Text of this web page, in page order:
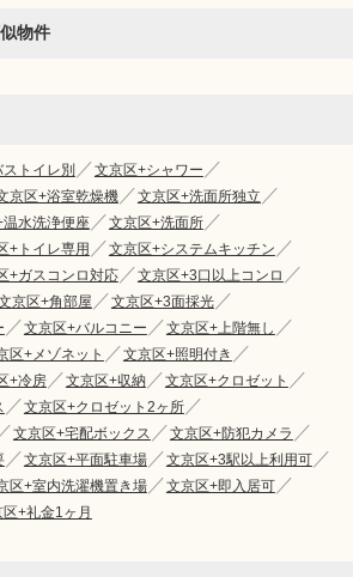
物件
トイレ別
文京区+シャワー
京区+浴室乾燥機
文京区+洗面所独立
温水洗浄便座
文京区+洗面所
+トイレ専用
文京区+システムキッチン
+ガスコンロ対応
文京区+3口以上コンロ
京区+角部屋
文京区+3面採光
文京区+バルコニー
文京区+上階無し
区+メゾネット
文京区+照明付き
+冷房 文京区+収納
文京区+クロゼット
文京区+クロゼット2ヶ所
文京区+宅配ボックス
文京区+防犯カメラ
文京区+平面駐車場
文京区+3駅以上利用可
区+室内洗濯機置き場
文京区+即入居可
区+礼金1ヶ月